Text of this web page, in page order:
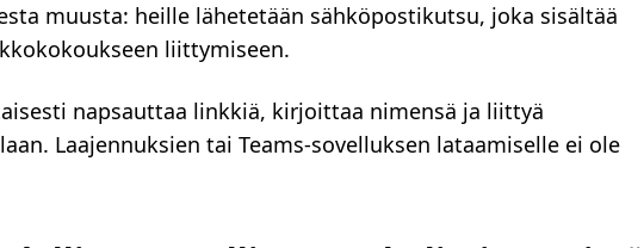
muusta: heille lähetetään sähköpostikutsu, joka sisältää
liittymiseen.
napsauttaa linkkiä, kirjoittaa nimensä ja liittyä
Laajennuksien tai Teams-sovelluksen lataamiselle ei ole